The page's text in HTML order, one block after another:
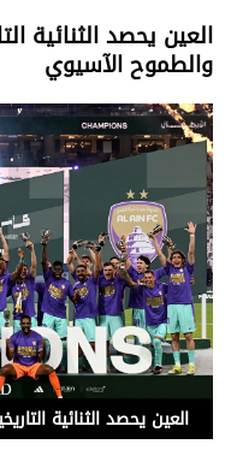
وجهات نظر
الترفيه
التعليم والمعرفة
الذكاء الاصطناعي
تغطيات
فيديو
بودكاست
العين يحصد الثنائية
والطموح الآسيوي